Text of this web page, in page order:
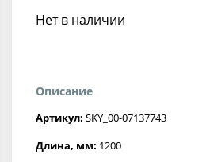
Нет в наличии
Описание
Артикул: SKY_00-07137743
Длина, мм: 1200